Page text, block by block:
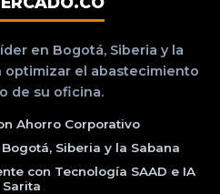
en Bogotá, Siberia y la
optimizar el abastecimiento
de su oficina.
Ahorro Corporativo
Siberia y la Sabana
con Tecnología SAAD e IA
Sarita